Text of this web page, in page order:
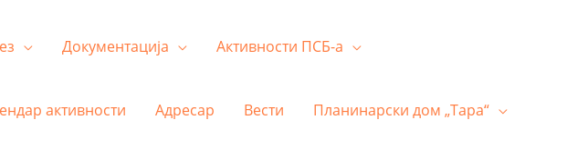
Документација Активности ПСБ-а
активности Адресар Вести Планинарски дом „Тара“